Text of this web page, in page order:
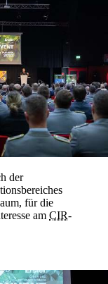
der
für die
am CIR-